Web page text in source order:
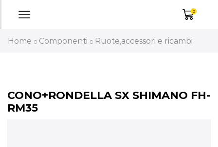
0
Home Componenti Ruote,accessori e ricambi
CONO+RONDELLA SX SHIMANO FH-
RM35